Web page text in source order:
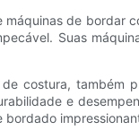
de bordar
Suas
costura,
e